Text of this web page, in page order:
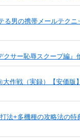
男の携帯メールテク
クサー恥辱スクープ編』
作戦（実録）【安価版
法+多機種の攻略法の特